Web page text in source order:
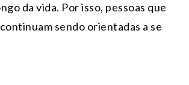
da vida. Por isso, pessoas que
sendo orientadas a se